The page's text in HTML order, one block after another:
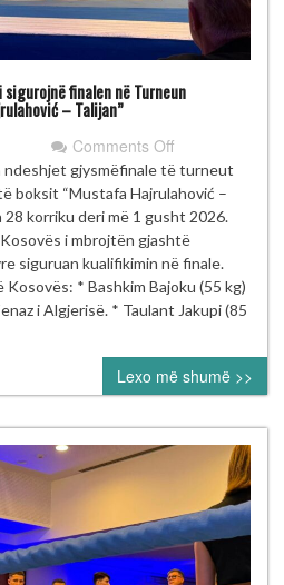
finalen në Turneun
– Talijan”
Comments Offon
Taulant
Jakupi
dhe
Riad
Isufi
sigurojnë
finalen
Turneun
Ndërkombëtar
“Mustafa
Hajrulahović
–
ndeshjet gjysmëfinale të turneut
boksit “Mustafa Hajrulahović –
28 korriku deri më 1 gusht 2026.
i mbrojtën gjashtë
siguruan kualifikimin në finale.
* Bashkim Bajoku (55 kg)
i Algjerisë. * Taulant Jakupi (85
Lexo më shumë >>